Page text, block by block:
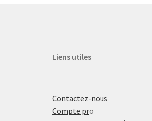
Liens utiles
Contactez-nous
Compte pro